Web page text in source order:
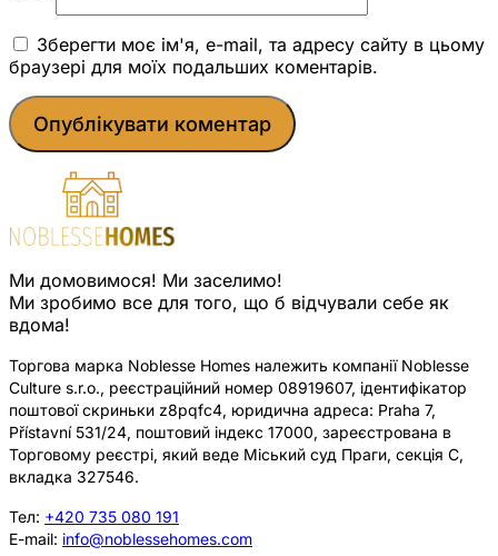
Зберегти моє ім'я, e-mail, та адресу сайту в цьому
браузері для моїх подальших коментарів.
Ми домовимося! Ми заселимо!
Ми зробимо все для того, що б відчували себе як
вдома!
Торгова марка Noblesse Homes належить компанії Noblesse
Culture s.r.o., реєстраційний номер 08919607, ідентифікатор
поштової скриньки z8pqfc4, юридична адреса: Praha 7,
Přístavní 531/24, поштовий індекс 17000, зареєстрована в
Торговому реєстрі, який веде Міський суд Праги, секція C,
вкладка 327546.
Тел: +420 735 080 191
E-mail: info@noblessehomes.com